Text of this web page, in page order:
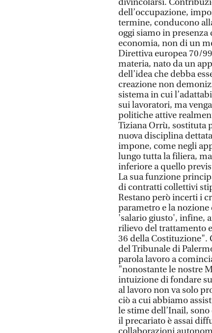
divincolarsi.
dell’occupazione,
termine, conducono
oggi siamo in
economia, non di un
Direttiva europea 70/
materia, nato da un
dell’idea che debba
creazione non
sistema in cui
sui lavoratori, ma
politiche attive
Tiziana Orrù, sostituta
nuova disciplina
impone, come negli
lungo tutta la filiera,
inferiore a quello
La sua funzione
di contratti collettivi
Restano però incerti i
parametro e la
'salario giusto', infine,
rilievo del trattamento
36 della Costituzione".
del Tribunale di
parola lavoro a
"nonostante le nostre
intuizione di fondare
al lavoro non va solo
ciò a cui abbiamo
le stime dell’Inail,
il precariato è assai